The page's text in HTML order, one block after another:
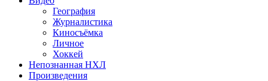
География
Журналистика
Киносъёмка
Личное
Хоккей
Непознанная НХЛ
Произведения